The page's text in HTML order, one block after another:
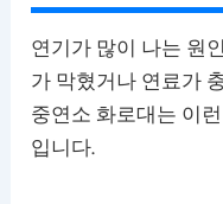
연기가 많이 나는 원
가 막혔거나 연료가
중연소 화로대는 이
입니다.